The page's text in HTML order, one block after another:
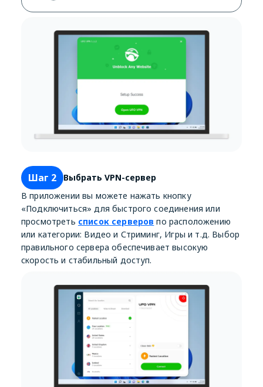
Шаг 2
Выбрать VPN-сервер
В приложении вы можете нажать кнопку
«Подключиться» для быстрого соединения или
просмотреть список серверов по расположению
или категории: Видео и Стриминг, Игры и т.д. Выбор
правильного сервера обеспечивает высокую
скорость и стабильный доступ.